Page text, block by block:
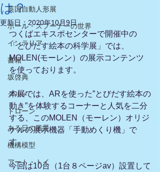
英国自動人形展
ポール・スプーナーの世界
インテリア
書籍
坂啓典
グルメ
ドローン
ある日の風景
機構模型
アート・トイ
は？
更新日： 2020年10月9日
つくばエキスポセンターで開催中の
「とびだす絵本の科学展」では、
MOLEN(モーレン）の展示コンテンツ
を使っております。
本展では、ARを使った”とびだす絵本の
動き”を体験するコーナーと人気を二分
する、このMOLEN（モーレン）オリジ
ナルの展示機器「手動めくり機」で
す。
今回は10台（1台８ページav）設置して